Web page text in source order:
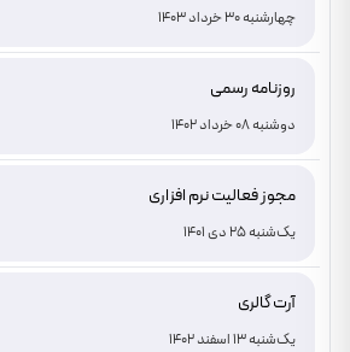
چهارشنبه 30 خرداد 1403
روزنامه رسمی
دوشنبه 08 خرداد 1402
مجوز فعالیت نرم افزاری
یک‌شنبه 25 دی 1401
آرت گالری
یک‌شنبه 13 اسفند 1402